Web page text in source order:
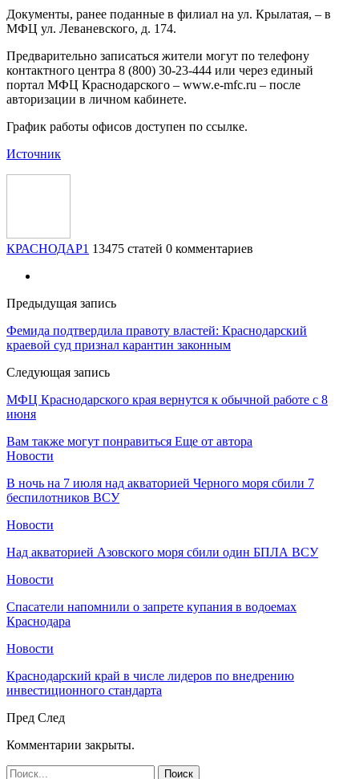
Документы, ранее поданные в филиал на ул. Крылатая, – в
МФЦ ул. Леваневского, д. 174.
Предварительно записаться жители могут по телефону
контактного центра 8 (800) 30-23-444 или через единый
портал МФЦ Краснодарского – www.e-mfc.ru – после
авторизации в личном кабинете.
График работы офисов доступен по ссылке.
Источник
КРАСНОДАР1 13475 статей 0 комментариев
Предыдущая запись
Фемида подтвердила правоту властей: Краснодарский
краевой суд признал карантин законным
Следующая запись
МФЦ Краснодарского края вернутся к обычной работе с 8
июня
Вам также могут понравиться Еще от автора
Новости
В ночь на 7 июля над акваторией Черного моря сбили 7
беспилотников ВСУ
Новости
Над акваторией Азовского моря сбили один БПЛА ВСУ
Новости
Спасатели напомнили о запрете купания в водоемах
Краснодара
Новости
Краснодарский край в числе лидеров по внедрению
инвестиционного стандарта
Пред След
Комментарии закрыты.